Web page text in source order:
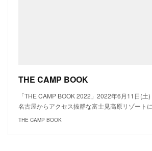
THE CAMP BOOK
「THE CAMP BOOK 2022」2022年6月11日(
名古屋からアクセス抜群な富士見高原リゾート
THE CAMP BOOK